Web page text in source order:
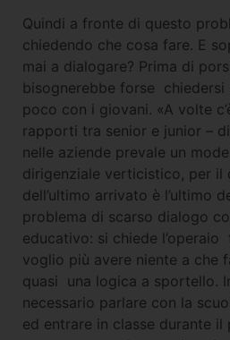
Quindi a fronte di questo
chiedendo che cosa fare. E
mai a dialogare? Prima di
bisognerebbe forse
poco con i giovani. «A volte
rapporti tra senior e junior –
nelle aziende prevale un
dirigenziale verticistico, per il
dell’ultimo arrivato è l’ultimo
problema di scarso dialogo
educativo: si chiede
voglio più avere niente a che
quasi una logica a sportello.
necessario parlare con la
ed entrare in classe durante